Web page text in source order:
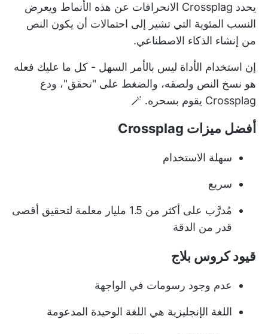
يحدد Crossplag الانحرافات عن هذه الأنماط ويعرض
النسب المئوية التي تشير إلى احتمالات أن يكون النص
من إنشاء الذكاء الاصطناعي.
إن استخدام الأداة ليس بالأمر السهل - كل ما عليك فعله
هو نسخ النص ولصقه، والضغط على "تحقق"، ودع
Crossplag يقوم بسحره. 🪄
أفضل ميزات Crossplag
سهلة الاستخدام
سريع
مُدرَّب على أكثر من 1.5 مليار معلمة لتحقيق أقصى
قدر من الدقة
قيود كروس بلاج
عدم وجود رسومات في الواجهة
اللغة الإنجليزية هي اللغة الوحيدة المدعومة